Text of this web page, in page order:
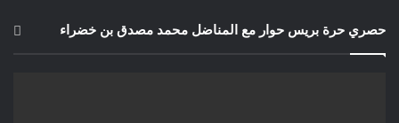
حصري حرة بريس حوار مع المناضل محمد مصدق بن خضراء